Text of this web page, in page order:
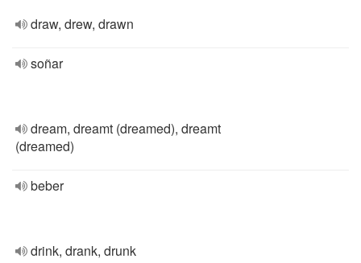
draw, drew, drawn
soñar
dream, dreamt (dreamed), dreamt
(dreamed)
beber
drink, drank, drunk